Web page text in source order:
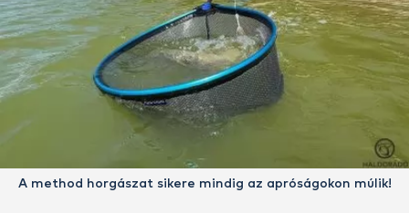
A method horgászat sikere mindig az apróságokon múlik!